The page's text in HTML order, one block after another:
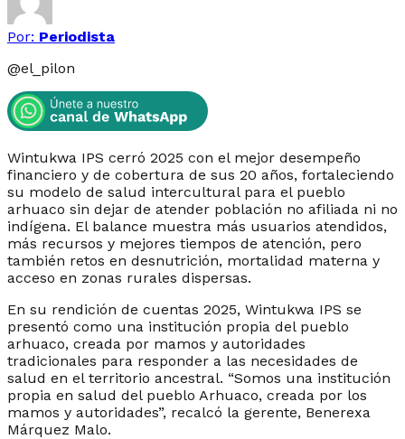
Por: Periodista
@el_pilon
Wintukwa IPS cerró 2025 con el mejor desempeño
financiero y de cobertura de sus 20 años, fortaleciendo
su modelo de salud intercultural para el pueblo
arhuaco sin dejar de atender población no afiliada ni no
indígena. El balance muestra más usuarios atendidos,
más recursos y mejores tiempos de atención, pero
también retos en desnutrición, mortalidad materna y
acceso en zonas rurales dispersas.
En su rendición de cuentas 2025, Wintukwa IPS se
presentó como una institución propia del pueblo
arhuaco, creada por mamos y autoridades
tradicionales para responder a las necesidades de
salud en el territorio ancestral. “Somos una institución
propia en salud del pueblo Arhuaco, creada por los
mamos y autoridades”, recalcó la gerente, Benerexa
Márquez Malo.